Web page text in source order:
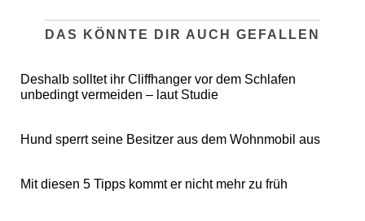
DAS KÖNNTE DIR AUCH GEFALLEN
Deshalb solltet ihr Cliffhanger vor dem Schlafen
unbedingt vermeiden – laut Studie
Hund sperrt seine Besitzer aus dem Wohnmobil aus
Mit diesen 5 Tipps kommt er nicht mehr zu früh